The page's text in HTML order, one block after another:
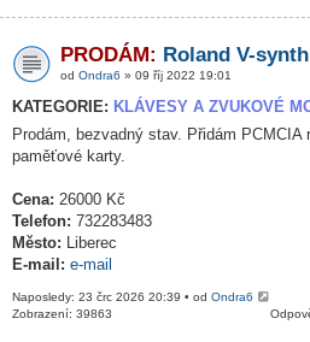
PRODÁM: Roland V-
od Ondra6 » 09 říj 2022 19:01
KATEGORIE: KLÁVESY A ZVUKOVÉ
Prodám, bezvadný stav. Přidám PCMCIA
paměťové karty.
Cena: 26000 Kč
Telefon: 732283483
Město: Liberec
E-mail: e-mail
Naposledy: 23 črc 2026 20:39 • od Ondra6
Zobrazení: 39863